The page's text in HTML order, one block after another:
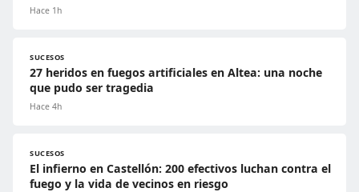
Hace 1h
SUCESOS
27 heridos en fuegos artificiales en Altea: una noche
que pudo ser tragedia
Hace 4h
SUCESOS
El infierno en Castellón: 200 efectivos luchan contra el
fuego y la vida de vecinos en riesgo